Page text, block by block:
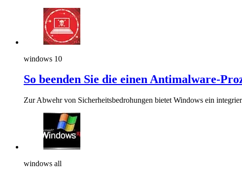
windows 10
So beenden Sie die einen Antimalware-
Zur Abwehr von Sicherheitsbedrohungen bietet Windows ein
windows all